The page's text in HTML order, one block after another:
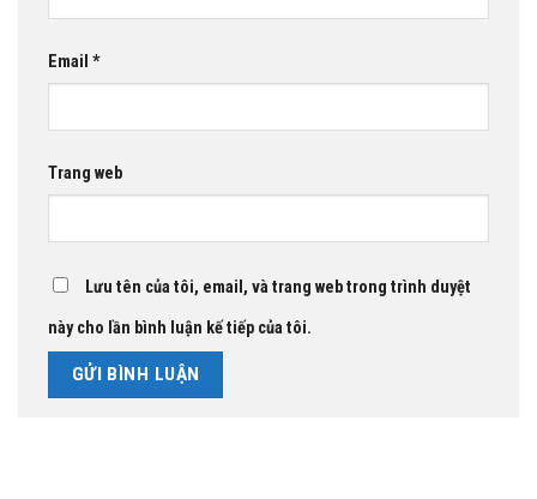
Email *
Trang web
Lưu tên của tôi, email, và trang web trong trình duyệt
này cho lần bình luận kế tiếp của tôi.